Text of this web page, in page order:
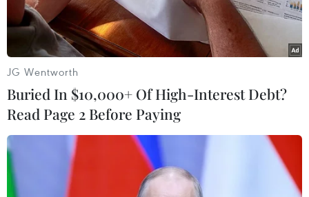
JG Wentworth
Buried In $10,000+ Of High-Interest Debt?
Read Page 2 Before Paying